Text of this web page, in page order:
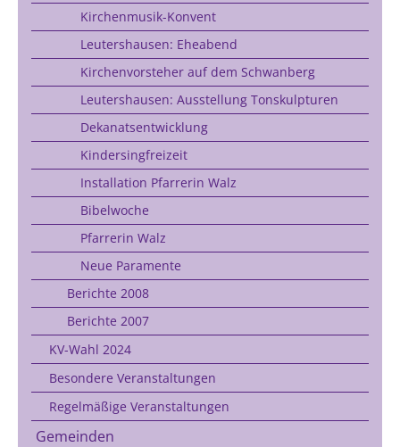
Kirchenmusik-Konvent
Leutershausen: Eheabend
Kirchenvorsteher auf dem Schwanberg
Leutershausen: Ausstellung Tonskulpturen
Dekanatsentwicklung
Kindersingfreizeit
Installation Pfarrerin Walz
Bibelwoche
Pfarrerin Walz
Neue Paramente
Berichte 2008
Berichte 2007
KV-Wahl 2024
Besondere Veranstaltungen
Regelmäßige Veranstaltungen
Gemeinden